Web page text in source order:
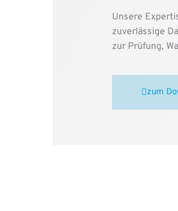
Unsere
zuverlässige
zur Prüfung,
zum